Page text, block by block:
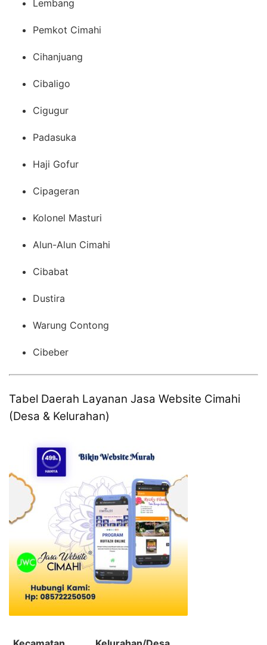
Lembang
Pemkot Cimahi
Cihanjuang
Cibaligo
Cigugur
Padasuka
Haji Gofur
Cipageran
Kolonel Masturi
Alun-Alun Cimahi
Cibabat
Dustira
Warung Contong
Cibeber
Tabel Daerah Layanan Jasa Website Cimahi
(Desa & Kelurahan)